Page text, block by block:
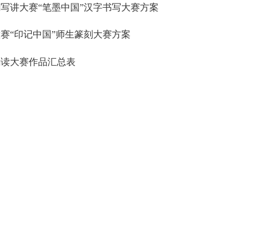
大赛“笔墨中国”汉字书写大赛方案
记中国”师生篆刻大赛方案
赛作品汇总表